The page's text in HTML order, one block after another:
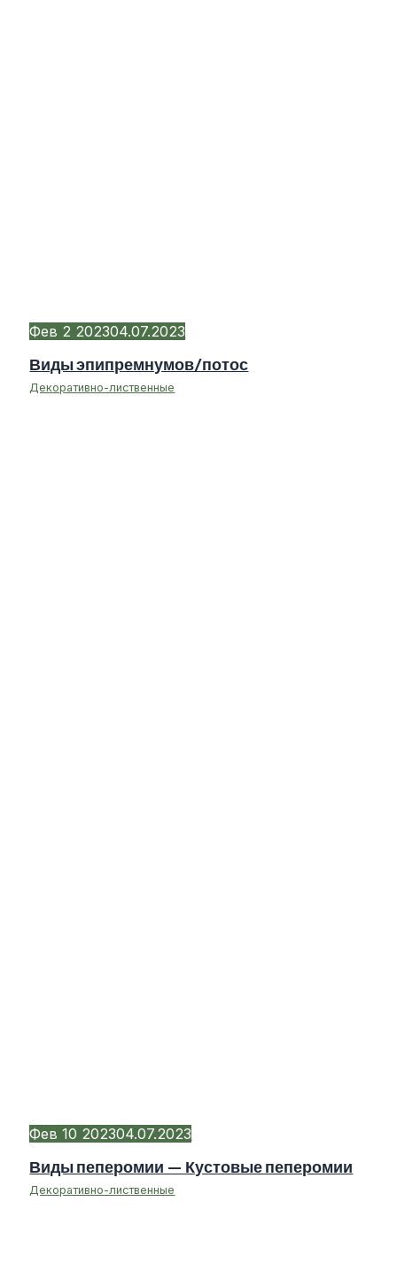
Фев 2 202304.07.2023
Виды эпипремнумов/потос
Декоративно-лиственные
Фев 10 202304.07.2023
Виды пеперомии — Кустовые пеперомии
Декоративно-лиственные